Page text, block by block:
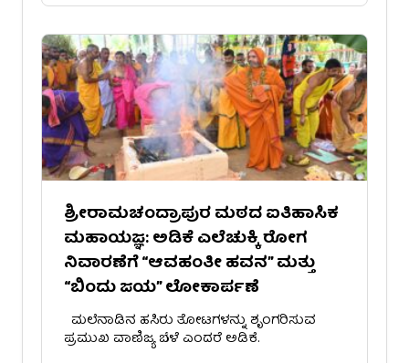
ಶ್ರೀರಾಮಚಂದ್ರಾಪುರ ಮಠದ ಐತಿಹಾಸಿಕ
ಮಹಾಯಜ್ಞ: ಅಡಿಕೆ ಎಲೆಚುಕ್ಕಿ ರೋಗ
ನಿವಾರಣೆಗೆ “ಆವಹಂತೀ ಹವನ” ಮತ್ತು
“ಬಿಂದು ಜಯ” ಲೋಕಾರ್ಪಣೆ
ಮಲೆನಾಡಿನ ಹಸಿರು ತೋಟಗಳನ್ನು ಶೃಂಗರಿಸುವ
ಪ್ರಮುಖ ವಾಣಿಜ್ಯ ಬೆಳೆ ಎಂದರೆ ಅಡಿಕೆ.